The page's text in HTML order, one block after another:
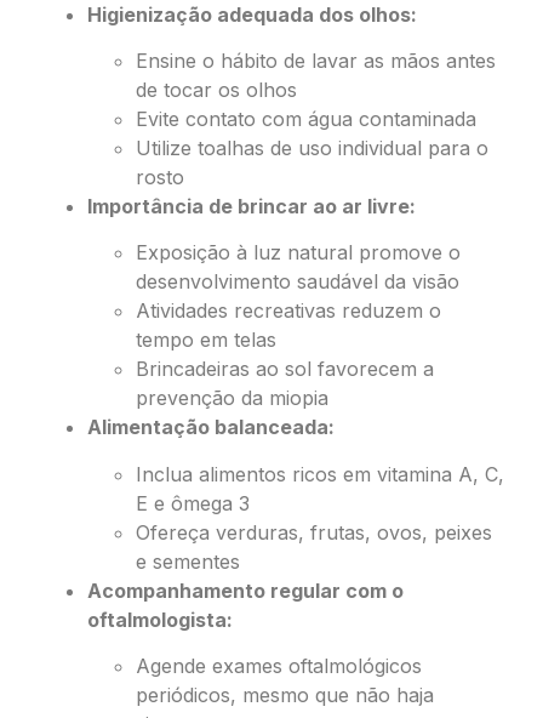
Higienização adequada dos olhos:
Ensine o hábito de lavar as mãos antes
de tocar os olhos
Evite contato com água contaminada
Utilize toalhas de uso individual para o
rosto
Importância de brincar ao ar livre:
Exposição à luz natural promove o
desenvolvimento saudável da visão
Atividades recreativas reduzem o
tempo em telas
Brincadeiras ao sol favorecem a
prevenção da miopia
Alimentação balanceada:
Inclua alimentos ricos em vitamina A, C,
E e ômega 3
Ofereça verduras, frutas, ovos, peixes
e sementes
Acompanhamento regular com o
oftalmologista:
Agende exames oftalmológicos
periódicos, mesmo que não haja